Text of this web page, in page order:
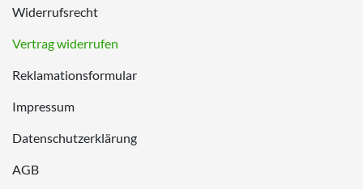
Widerrufsrecht
Vertrag widerrufen
Reklamationsformular
Impressum
Datenschutzerklärung
AGB